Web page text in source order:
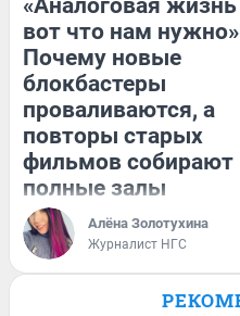
вот что нам
Почему новые
блокбастеры
проваливаются, а
повторы старых
фильмов собирают
полные залы
Алёна Золотухина
Журналист НГС